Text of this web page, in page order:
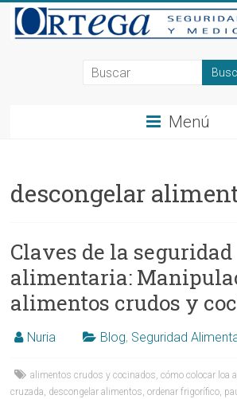
Saltar
contenido
Consultoría
y
en
Alicante,
Elche,
Ortega
Menú
descongelar
Claves de la seguridad
alimentaria:
alimentos crudos y
Nuria Blog, Seguridad
alimentos crudos y cocinados,cómo colocar loa
cruzada, descongelar alimentos,ordenar frigorífico,